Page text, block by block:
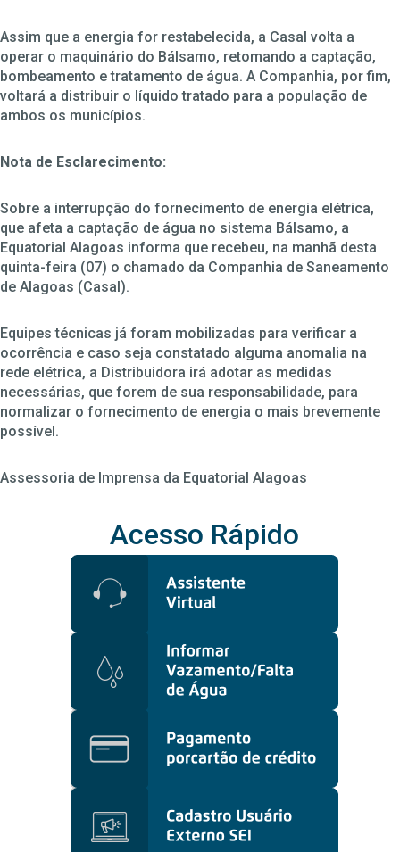
Assim que a energia for restabelecida, a Casal volta a
operar o maquinário do Bálsamo, retomando a captação,
bombeamento e tratamento de água. A Companhia, por fim,
voltará a distribuir o líquido tratado para a população de
ambos os municípios.
Nota de Esclarecimento:
Sobre a interrupção do fornecimento de energia elétrica,
que afeta a captação de água no sistema Bálsamo, a
Equatorial Alagoas informa que recebeu, na manhã desta
quinta-feira (07) o chamado da Companhia de Saneamento
de Alagoas (Casal).
Equipes técnicas já foram mobilizadas para verificar a
ocorrência e caso seja constatado alguma anomalia na
rede elétrica, a Distribuidora irá adotar as medidas
necessárias, que forem de sua responsabilidade, para
normalizar o fornecimento de energia o mais brevemente
possível.
Assessoria de Imprensa da Equatorial Alagoas
Acesso Rápido